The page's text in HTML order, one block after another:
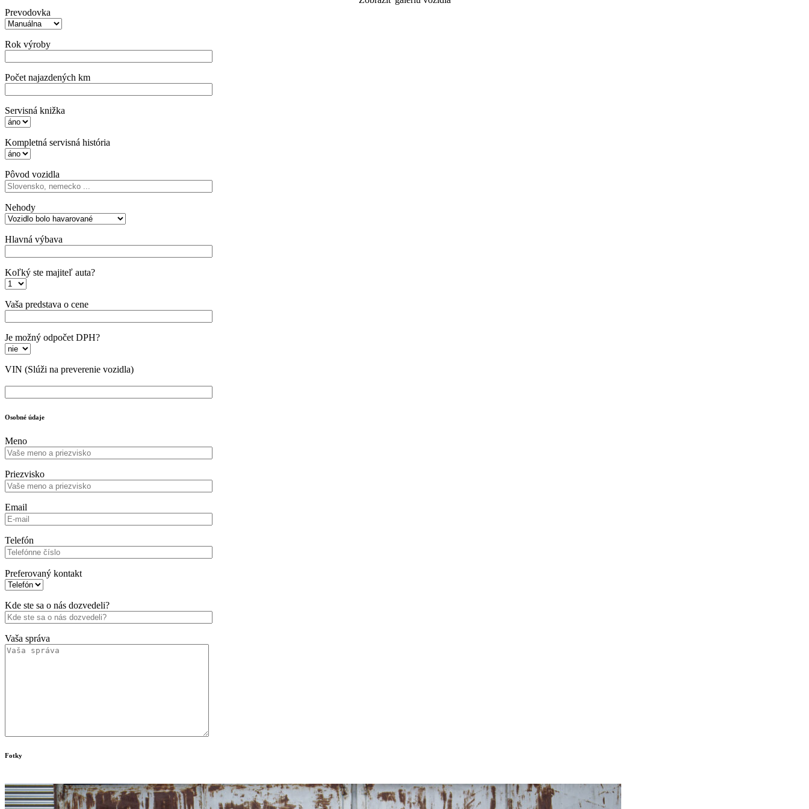
Prevodovka
Rok výroby
Počet najazdených km
Servisná knižka
Kompletná servisná história
Pôvod vozidla
Nehody
Hlavná výbava
Koľký ste majiteľ auta?
Vaša predstava o cene
Je možný odpočet DPH?
VIN (Slúži na preverenie vozidla)
Osobné údaje
Meno
Priezvisko
Email
Telefón
Preferovaný kontakt
Kde ste sa o nás dozvedeli?
Vaša správa
Fotky